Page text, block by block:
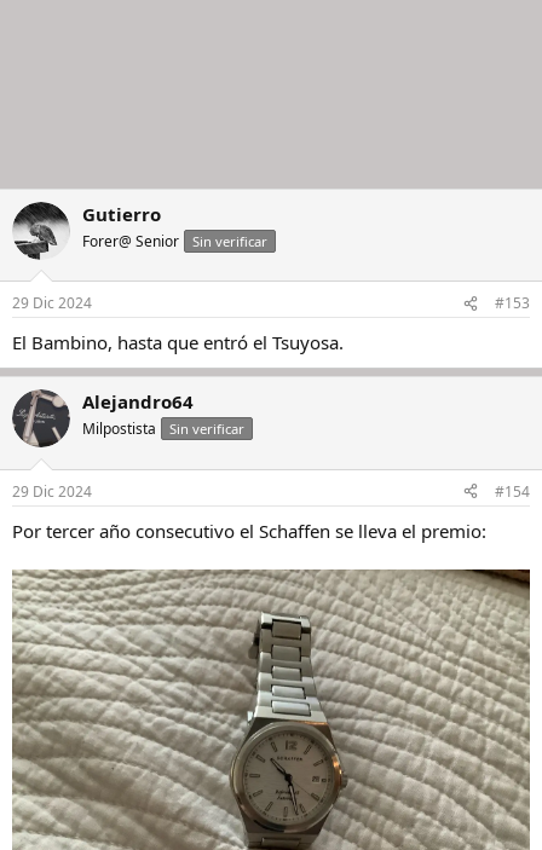
Gutierro
Forer@ Senior Sin verificar
29 Dic 2024 #153
El Bambino, hasta que entró el Tsuyosa.
Alejandro64
Milpostista Sin verificar
29 Dic 2024 #154
Por tercer año consecutivo el Schaffen se lleva el premio: